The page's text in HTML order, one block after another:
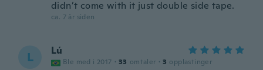
didn’t come with it just double side tape.
ca. 7 år siden
L Lú
Ble med i 2017 · 33 omtaler · 3 opplastinger